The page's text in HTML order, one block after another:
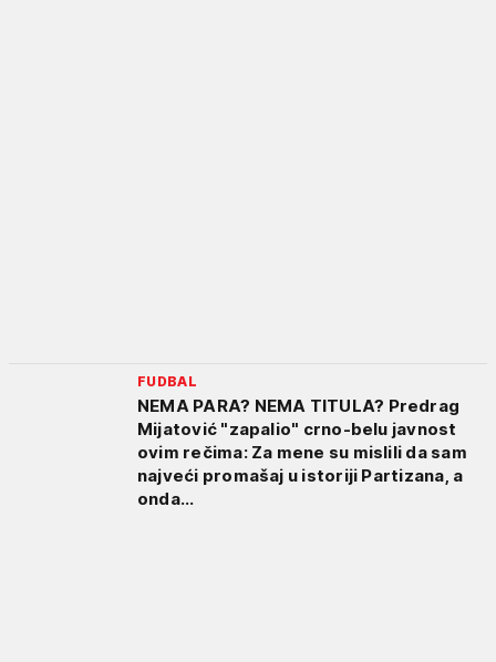
FUDBAL
NEMA PARA? NEMA TITULA? Predrag
Mijatović "zapalio" crno-belu javnost
ovim rečima: Za mene su mislili da sam
najveći promašaj u istoriji Partizana, a
onda...